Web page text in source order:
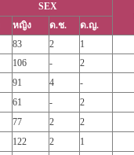
SEX
หญิง ด.ช.
ด.ญ.
83 2 1
106 - 2
91 4 -
61 - 2
77 2 2
122 2 1